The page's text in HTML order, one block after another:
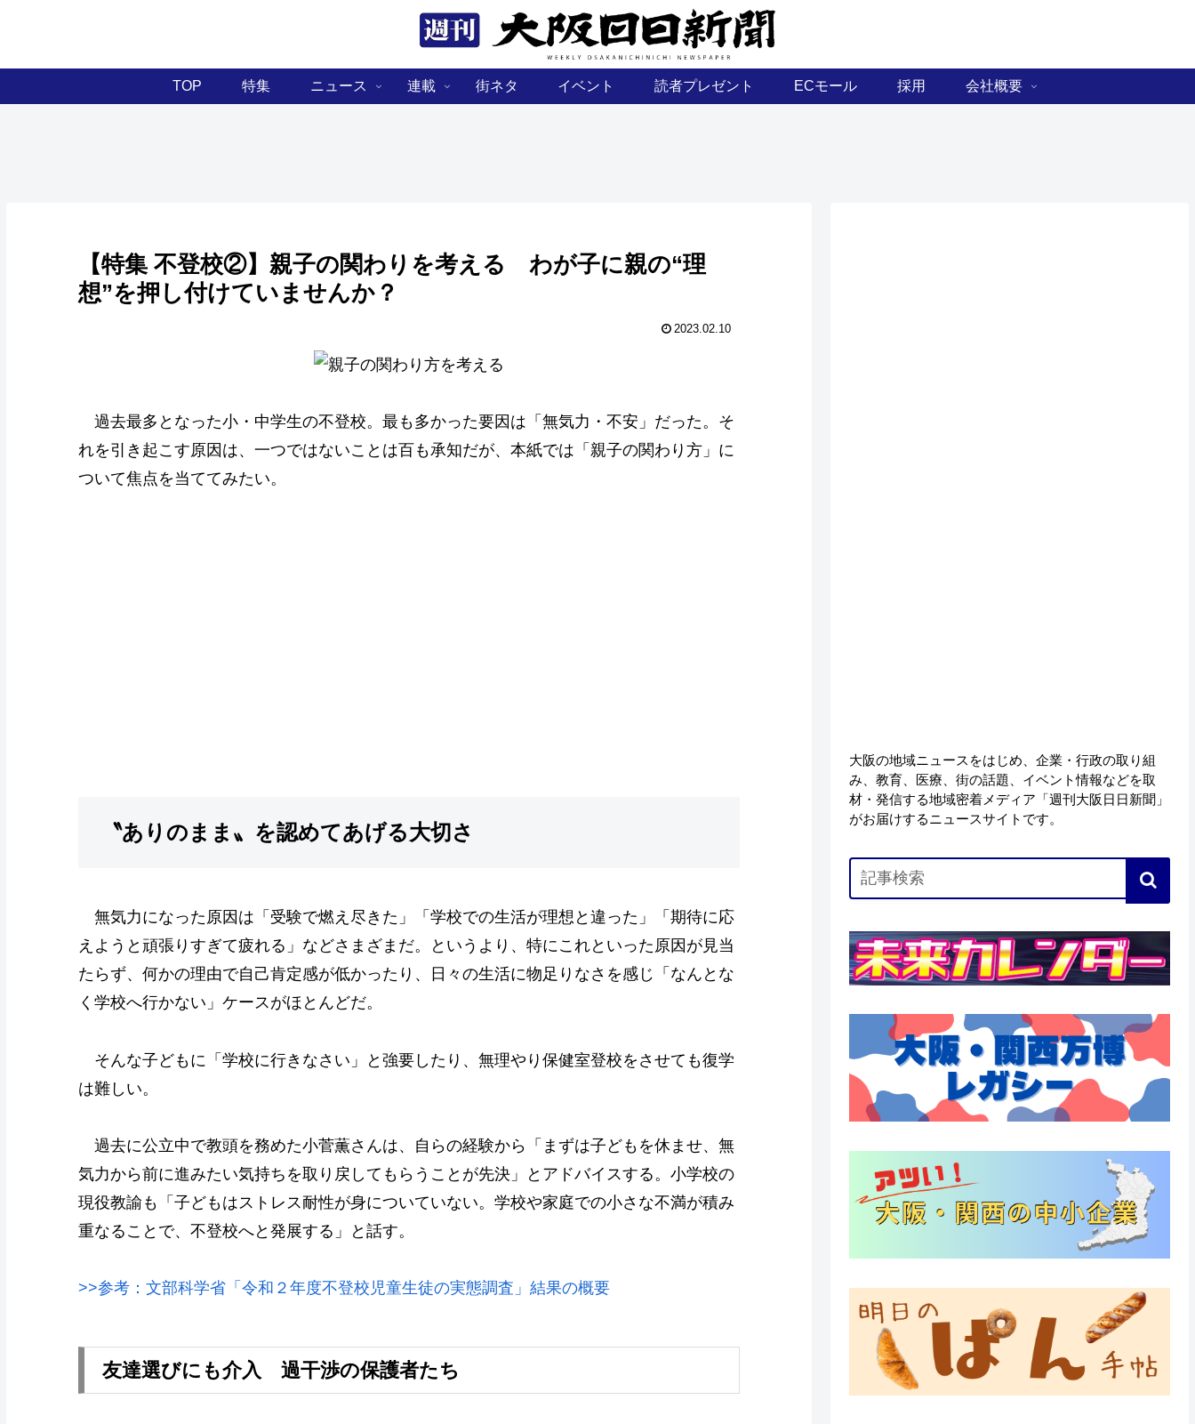
TOP 特集 ニュース 連載 街ネタ イベント 読者プレゼント ECモール 採用 会社概要
【特集 不登校②】親子の関わりを考える わが子に親の“理
想”を押し付けていませんか？
2023.02.10
過去最多となった小・中学生の不登校。最も多かった要因は「無気力・不安」だった。そ
れを引き起こす原因は、一つではないことは百も承知だが、本紙では「親子の関わり方」に
ついて焦点を当ててみたい。
〝ありのまま〟を認めてあげる大切さ
無気力になった原因は「受験で燃え尽きた」「学校での生活が理想と違った」「期待に応
えようと頑張りすぎて疲れる」などさまざまだ。というより、特にこれといった原因が見当
たらず、何かの理由で自己肯定感が低かったり、日々の生活に物足りなさを感じ「なんとな
く学校へ行かない」ケースがほとんどだ。
そんな子どもに「学校に行きなさい」と強要したり、無理やり保健室登校をさせても復学
は難しい。
過去に公立中で教頭を務めた小菅薫さんは、自らの経験から「まずは子どもを休ませ、無
気力から前に進みたい気持ちを取り戻してもらうことが先決」とアドバイスする。小学校の
現役教諭も「子どもはストレス耐性が身についていない。学校や家庭での小さな不満が積み
重なることで、不登校へと発展する」と話す。
>>参考：文部科学省「令和２年度不登校児童生徒の実態調査」結果の概要
友達選びにも介入 過干渉の保護者たち
大阪の地域ニュースをはじめ、企業・行政の取り組
み、教育、医療、街の話題、イベント情報などを取
材・発信する地域密着メディア「週刊大阪日日新聞」
がお届けするニュースサイトです。